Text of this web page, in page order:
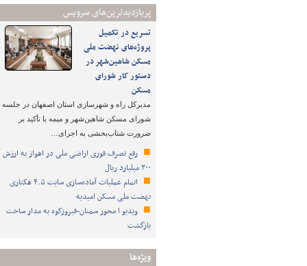
پربازدیدترین‌های سرویس
تسریع در تکمیل
پروژه‌های نهضت ملی
مسکن شاهین‌شهر در
دستور کار شورای
مسکن
مدیرکل راه و شهرسازی استان اصفهان در جلسه
شورای مسکن شاهین‌شهر و میمه با تأکید بر
ضرورت شتاب‌بخشی به اجرای…
رفع تصرف فوری اراضی ملی در اهواز به ارزش
۳۰۰ میلیارد ریال
اتمام عملیات آماده‌سازی سایت ۴.۵ هکتاری
نهضت ملی مسکن امیدیه
ویدیو ا محور سمنان-فیروزکوه به مدار ساخت
بازگشت
ویژه‌ها